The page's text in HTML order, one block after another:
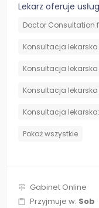
Lekarz oferuje
Doctor Consultation
Konsultacja
Konsultacja
Konsultacja lekarska
⁠Konsultacja
Pokaż wszystkie
Gabinet Online
Przyjmuje w: Sob